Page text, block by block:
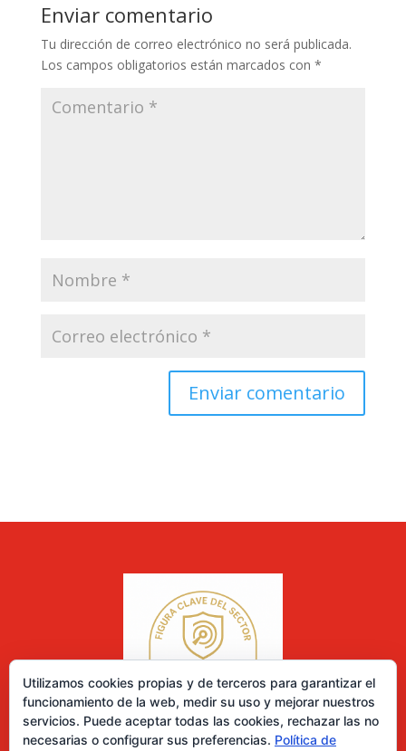
Enviar comentario
Tu dirección de correo electrónico no será publicada.
Los campos obligatorios están marcados con *
Utilizamos cookies propias y de terceros para garantizar el
funcionamiento de la web, medir su uso y mejorar nuestros
servicios. Puede aceptar todas las cookies, rechazar las no
necesarias o configurar sus preferencias. Política de